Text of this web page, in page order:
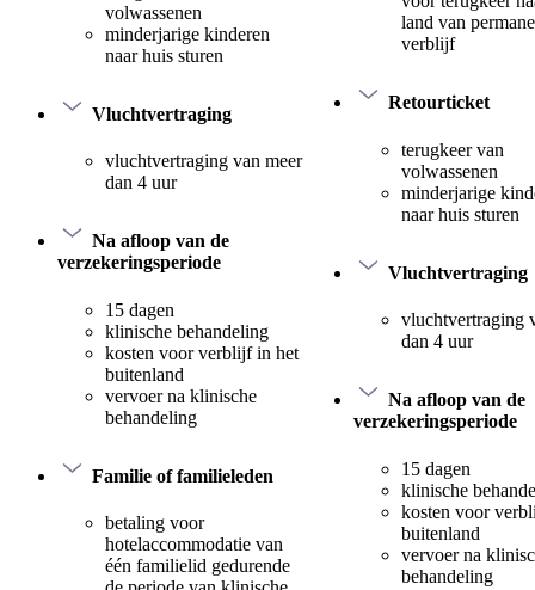
volwassenen
minderjarige kinderen
naar huis sturen
Vluchtvertraging
vluchtvertraging van meer
dan 4 uur
Na afloop van de
verzekeringsperiode
15 dagen
klinische behandeling
kosten voor verblijf in het
buitenland
vervoer na klinische
behandeling
Familie of familieleden
betaling voor
hotelaccommodatie van
één familielid gedurende
land van
verblijf
Retourticket
terugkeer van
volwassenen
minderjarige
naar huis sturen
Vluchtvertraging
vluchtvertraging
dan 4 uur
Na afloop van de
verzekeringsperiode
15 dagen
klinische
kosten voor
buitenland
vervoer na
behandeling